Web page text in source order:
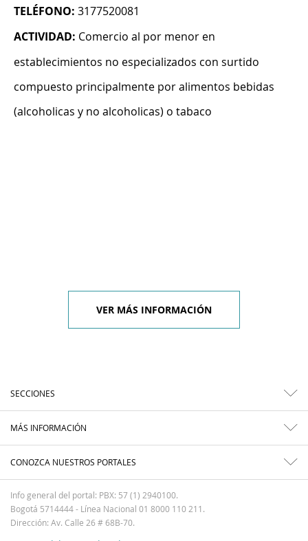
TELÉFONO: 3177520081
ACTIVIDAD: Comercio al por menor en
establecimientos no especializados con surtido
compuesto principalmente por alimentos bebidas
(alcoholicas y no alcoholicas) o tabaco
VER MÁS INFORMACIÓN
SECCIONES
MÁS INFORMACIÓN
CONOZCA NUESTROS PORTALES
Info general del portal: PBX: 57 (1) 2940100.
Bogotá 5714444 - Línea Nacional 01 8000 110 211.
Dirección: Av. Calle 26 # 68B-70.